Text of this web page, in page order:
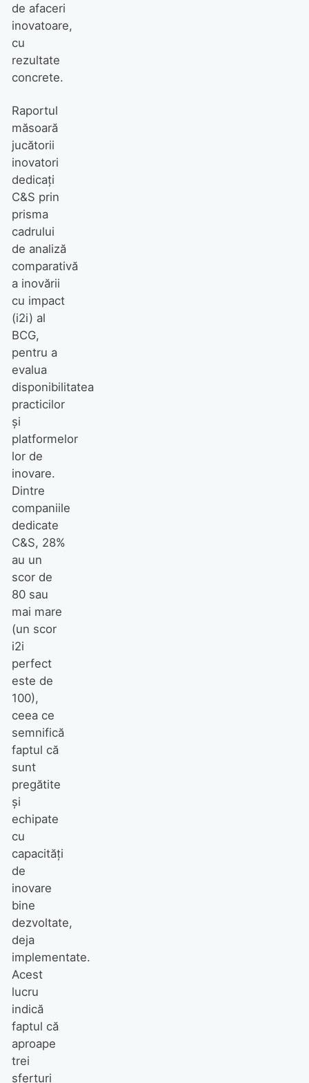
de afaceri
inovatoare,
cu
rezultate
concrete.
Raportul
măsoară
jucătorii
inovatori
dedicați
C&S prin
prisma
cadrului
de analiză
comparativă
a inovării
cu impact
(i2i) al
BCG,
pentru a
evalua
disponibilitatea
practicilor
și
platformelor
lor de
inovare.
Dintre
companiile
dedicate
C&S, 28%
au un
scor de
80 sau
mai mare
(un scor
i2i
perfect
este de
100),
ceea ce
semnifică
faptul că
sunt
pregătite
și
echipate
cu
capacități
de
inovare
bine
dezvoltate,
deja
implementate.
Acest
lucru
indică
faptul că
aproape
trei
sferturi